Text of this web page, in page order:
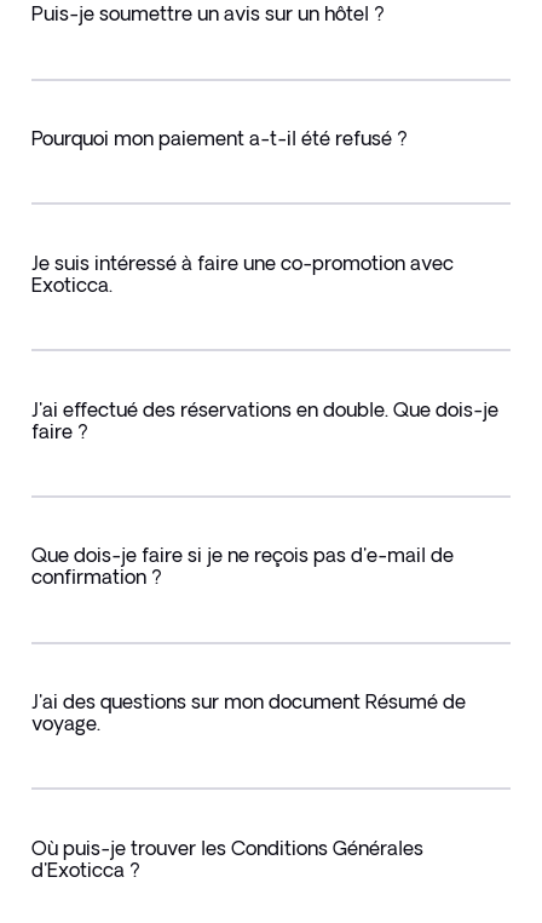
Puis-je soumettre un avis sur un hôtel ?
Pourquoi mon paiement a-t-il été refusé ?
Je suis intéressé à faire une co-promotion avec
Exoticca.
J'ai effectué des réservations en double. Que dois-je
faire ?
Que dois-je faire si je ne reçois pas d'e-mail de
confirmation ?
J'ai des questions sur mon document Résumé de
voyage.
Où puis-je trouver les Conditions Générales
d'Exoticca ?